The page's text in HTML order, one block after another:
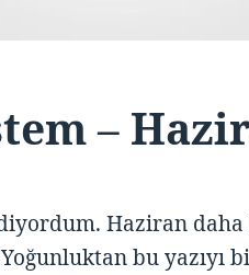
–
Haziran
bu yazıyı